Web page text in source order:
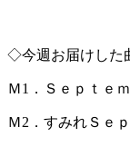
◇今週お届けした
Ｍ1．Ｓｅｐｔｅ
Ｍ2．すみれＳｅ